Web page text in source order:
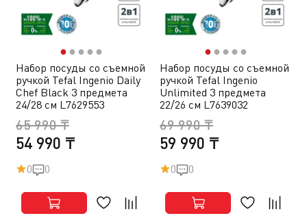
●● ● ● ●
Набор посуды со съемной
ручкой Tefal Ingenio Daily
Chef Black 3 предмета
24/28 см L7629553
54 990 ₸
65 990 ₸
0 0
●● ● ● ●
Набор посуды со съемной
ручкой Tefal Ingenio
Unlimited 3 предмета
22/26 см L7639032
59 990 ₸
69 990 ₸
0 0